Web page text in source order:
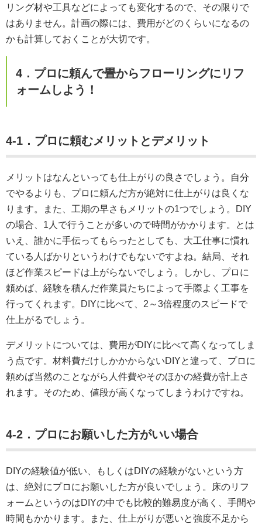
リング材や工具などによっても変化するので、その限りで
はありません。計画の際には、費用がどのくらいになるの
かも計算しておくことが大切です。
4．プロに頼んで畳からフローリングにリフ
ォームしよう！
4-1．プロに頼むメリットとデメリット
メリットはなんといっても仕上がりの良さでしょう。自分
でやるよりも、プロに頼んだ方が絶対に仕上がりは良くな
ります。また、工期の早さもメリットの1つでしょう。DIY
の場合、1人で行うことが多いので時間がかかります。とは
いえ、誰かに手伝ってもらったとしても、大工仕事に慣れ
ている人ばかりというわけでもないですよね。結局、それ
ほど作業スピードは上がらないでしょう。しかし、プロに
頼めば、経験を積んだ作業員たちによって手際よく工事を
行ってくれます。DIYに比べて、2～3倍程度のスピードで
仕上がるでしょう。
デメリットについては、費用がDIYに比べて高くなってしま
う点です。材料費だけしかかからないDIYと違って、プロに
頼めば当然のことながら人件費やそのほかの経費が計上さ
れます。そのため、値段が高くなってしまうわけですね。
4-2．プロにお願いした方がいい場合
DIYの経験値が低い、もしくはDIYの経験がないという方
は、絶対にプロにお願いした方が良いでしょう。床のリフ
ォームというのはDIYの中でも比較的難易度が高く、手間や
時間もかかります。また、仕上がりが悪いと強度不足から